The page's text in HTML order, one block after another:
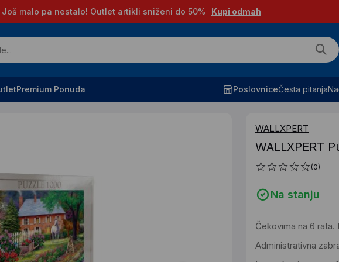
Još malo pa nestalo! Outlet artikli sniženi do 50% Kupi odmah
Premium Ponuda PoslovniceČesta pitanja
WALLXPERT
WALLXPERT
(0)
Na stanju
Čekovima na 6 rata.
Administrativna